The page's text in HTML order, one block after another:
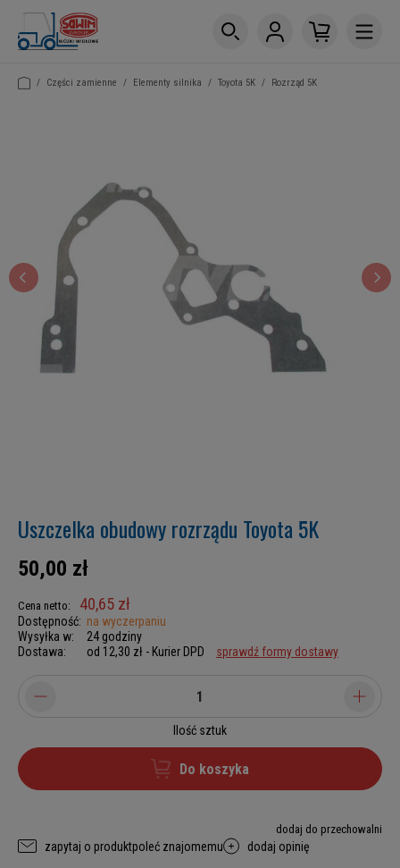
/ Części zamienne / Elementy silnika / Toyota 5K / Rozrząd 5K
Uszczelka obudowy rozrządu Toyota 5K
50,00 zł
Cena netto: 40,65 zł
Dostępność: na wyczerpaniu
Wysyłka w:
24 godziny
Dostawa:
od 12,30 zł - Kurier DPD sprawdź formy dostawy
Ilość sztuk
Do koszyka
dodaj do przechowalni
zapytaj o produktpoleć znajomemu dodaj opinię